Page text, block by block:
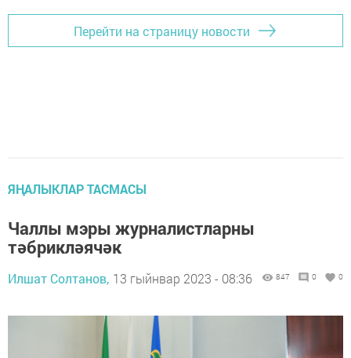
Перейти на страницу новости
ЯҢАЛЫКЛАР ТАСМАСЫ
Чаллы мэры журналистларны
тәбрикләячәк
Илшат Солтанов, 13 гыйнвар 2023 - 08:36 847 0 0